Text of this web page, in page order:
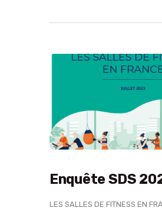
Enquête SDS
LES SALLES DE FITNESS EN